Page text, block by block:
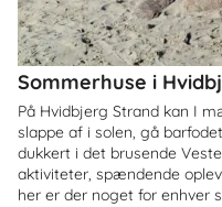
Sommerhuse i
På Hvidbjerg Strand kan I
slappe af i solen, gå
dukkert i det brusende
aktiviteter, spændende
her er der noget for enhver